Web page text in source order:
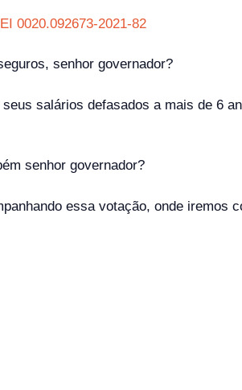
0020.092673-2021-82
senhor governador?
salários defasados a mais de 6
senhor governador?
essa votação, onde iremos